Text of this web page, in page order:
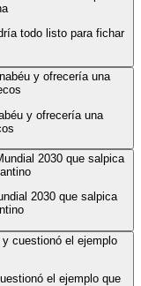
todo listo para fichar
y ofrecería una
2030 que salpica
el ejemplo que